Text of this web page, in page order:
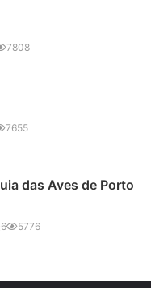
7808
7655
das Aves de Porto
6 5776